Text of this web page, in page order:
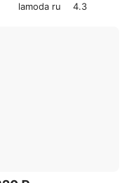
lamoda ru
4.3